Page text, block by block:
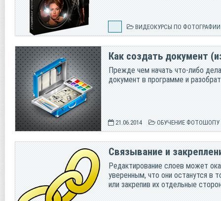
ВИДЕОКУРСЫ ПО ФОТОГРАФИИ
Как создать документ
Прежде чем начать что-либо
документ в программе и
21.06.2014 ОБУЧЕНИЕ ФОТОШОПУ
Связывание и
Редактирование слоев может
уверенным, что они останутся в
или закрепив их отдельные